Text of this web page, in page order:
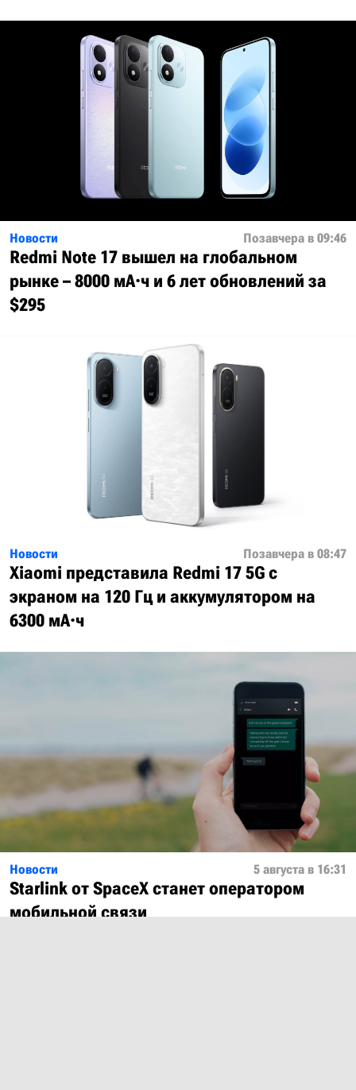
Новости Позавчера в 09:46
Redmi Note 17 вышел на глобальном
рынке – 8000 мА·ч и 6 лет обновлений за
$295
Новости Позавчера в 08:47
Xiaomi представила Redmi 17 5G с
экраном на 120 Гц и аккумулятором на
6300 мА·ч
Новости 5 августа в 16:31
Starlink от SpaceX станет оператором
мобильной связи